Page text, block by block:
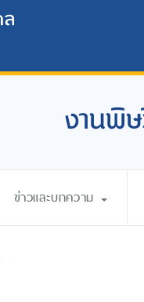
งานพิ
ข่าวและบทความ